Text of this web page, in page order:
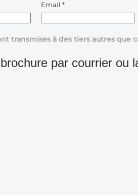
Email *
transmises à des tiers autres que
par courrier ou